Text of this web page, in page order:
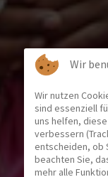
Wir
Wir nutzen
sind essenziell
uns helfen,
verbessern
entscheiden, ob
beachten Sie,
mehr alle